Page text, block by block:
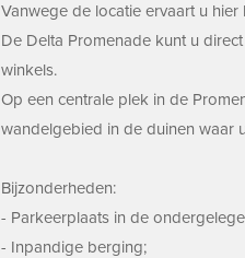
Vanwege de locatie ervaart u
De Delta Promenade kunt u
winkels.
Op een centrale plek in de
wandelgebied in de duinen waar
Bijzonderheden:
- Parkeerplaats in de
- Inpandige berging;